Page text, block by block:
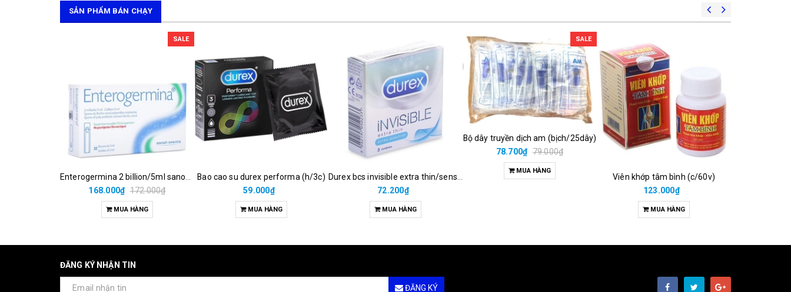
SẢN PHẨM BÁN CHẠY
SALE
168.000₫ 172.000₫
MUA HÀNG
Bao cao su durex performa (h/3c)
59.000₫
MUA HÀNG
72.200₫
MUA HÀNG
SALE
Bộ dây truyền dịch am (bịch/25dây)
78.700₫ 79.000₫
MUA HÀNG
Viên khớp tâm bình (c/60v)
123.000₫
MUA HÀNG
ĐĂNG KÝ NHẬN TIN
ĐĂNG KÝ